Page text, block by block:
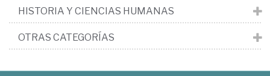
HISTORIA Y CIENCIAS HUMANAS
OTRAS CATEGORÍAS